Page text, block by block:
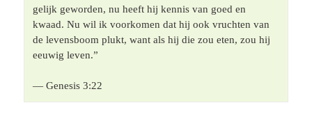
gelijk geworden, nu heeft hij kennis van goed en
kwaad. Nu wil ik voorkomen dat hij ook vruchten van
de levensboom plukt, want als hij die zou eten, zou hij
eeuwig leven.”
— Genesis 3:22